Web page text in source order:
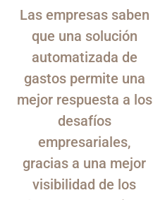
Las empresas saben
que una solución
automatizada de
gastos permite una
mejor respuesta a los
desafíos
empresariales,
gracias a una mejor
visibilidad de los